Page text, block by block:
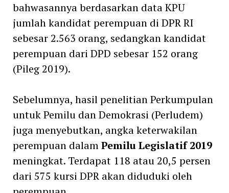
bahwasannya berdasarkan data KPU
jumlah kandidat perempuan di DPR RI
sebesar 2.563 orang, sedangkan kandidat
perempuan dari DPD sebesar 152 orang
(Pileg 2019).
Sebelumnya, hasil penelitian Perkumpulan
untuk Pemilu dan Demokrasi (Perludem)
juga menyebutkan, angka keterwakilan
perempuan dalamPemilu Legislatif 2019
meningkat. Terdapat 118 atau 20,5 persen
dari 575 kursi DPR akan diduduki oleh